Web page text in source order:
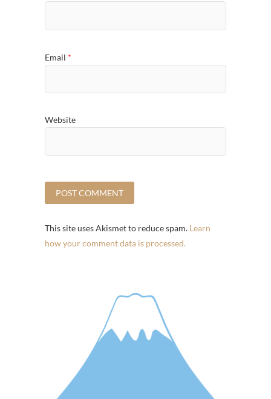
Email *
Website
This site uses Akismet to reduce spam. Learn
how your comment data is processed.